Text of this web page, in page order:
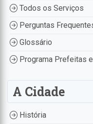
Todos os Serviços
Perguntas
Glossário
Programa Prefeitas
A Cidade
História